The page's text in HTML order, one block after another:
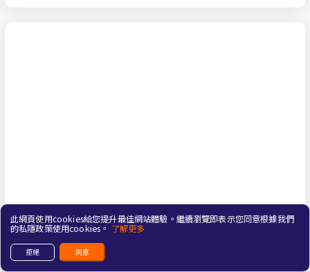
此網頁使用cookies給您提升最佳網站體驗。繼續瀏覽即表示您同意根據我們
的私隱政策使用cookies。 了解更多
拒絕 同意